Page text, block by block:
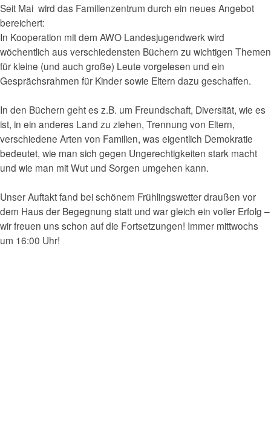
Seit Mai wird das Familienzentrum durch ein neues Angebot
bereichert:
In Kooperation mit dem AWO Landesjugendwerk wird
wöchentlich aus verschiedensten Büchern zu wichtigen Themen
für kleine (und auch große) Leute vorgelesen und ein
Gesprächsrahmen für Kinder sowie Eltern dazu geschaffen.
In den Büchern geht es z.B. um Freundschaft, Diversität, wie es
ist, in ein anderes Land zu ziehen, Trennung von Eltern,
verschiedene Arten von Familien, was eigentlich Demokratie
bedeutet, wie man sich gegen Ungerechtigkeiten stark macht
und wie man mit Wut und Sorgen umgehen kann.
Unser Auftakt fand bei schönem Frühlingswetter draußen vor
dem Haus der Begegnung statt und war gleich ein voller Erfolg –
wir freuen uns schon auf die Fortsetzungen! Immer mittwochs
um 16:00 Uhr!